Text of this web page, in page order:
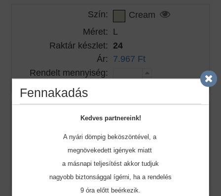
Szín:
Cream
Méret: L
Raktár készlet: 24
Ár: 7.967 Ft
Rendelt mennyiség:
Raktár készlet: 30
Ár: 7.967 Ft
Rendelt mennyiség:
Fennakadás
Kedves partnereink!
A nyári dömpig beköszöntével, a
megnövekedett igények miatt
a másnapi teljesítést akkor tudjuk
nagyobb biztonsággal ígérni, ha a rendelés
9 óra előtt beérkezik.